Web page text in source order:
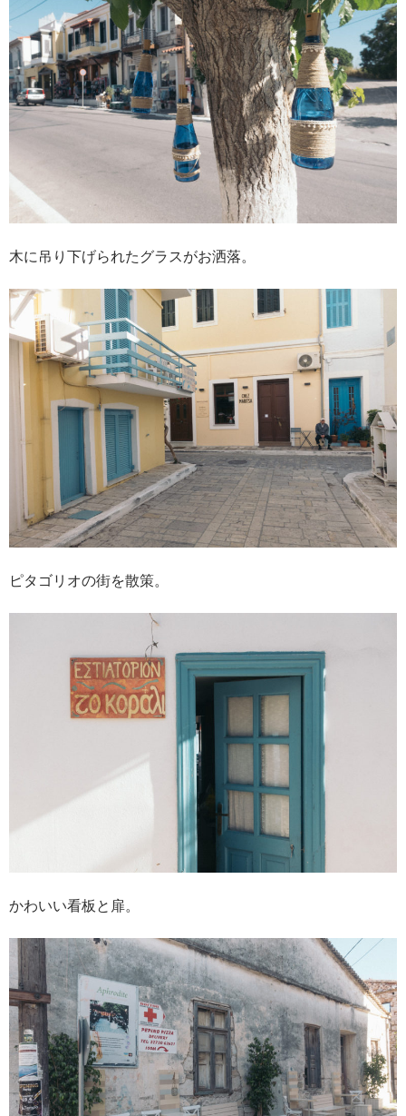
木に吊り下げられたグラスがお洒落。
ピタゴリオの街を散策。
かわいい看板と扉。